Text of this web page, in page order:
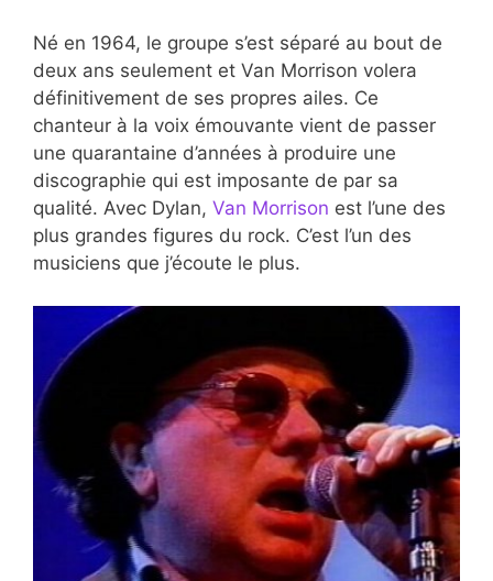
Né en 1964, le groupe s’est séparé au bout de
deux ans seulement et Van Morrison volera
définitivement de ses propres ailes. Ce
chanteur à la voix émouvante vient de passer
une quarantaine d’années à produire une
discographie qui est imposante de par sa
qualité. Avec Dylan, Van Morrison est l’une des
plus grandes figures du rock. C’est l’un des
musiciens que j’écoute le plus.